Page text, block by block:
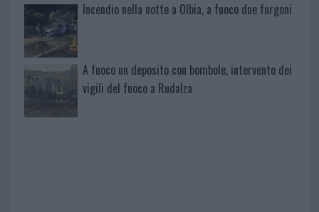
Incendio nella notte a Olbia, a fuoco due furgoni
A fuoco un deposito con bombole, intervento dei
vigili del fuoco a Rudalza